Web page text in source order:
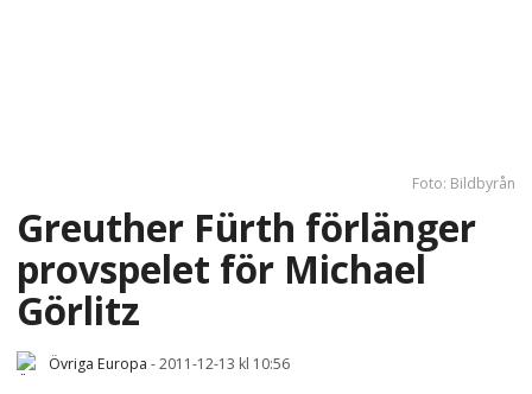
Foto: Bildbyrån
Greuther Fürth förlänger
provspelet för Michael
Görlitz
Övriga Europa -2011-12-13 kl 10:56